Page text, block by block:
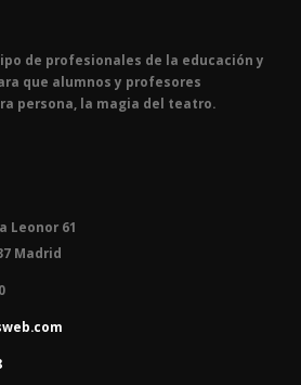
de profesionales de la educación y
que alumnos y profesores
persona, la magia del teatro.
Leonor 61
Madrid